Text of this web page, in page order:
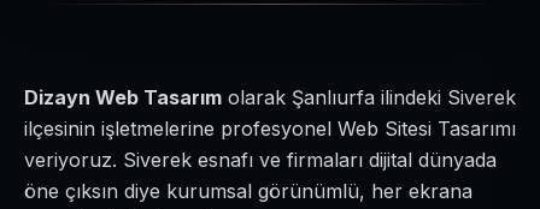
Dizayn Web Tasarım olarak Şanlıurfa ilindeki Siverek
ilçesinin işletmelerine profesyonel Web Sitesi Tasarımı
veriyoruz. Siverek esnafı ve firmaları dijital dünyada
öne çıksın diye kurumsal görünümlü, her ekrana